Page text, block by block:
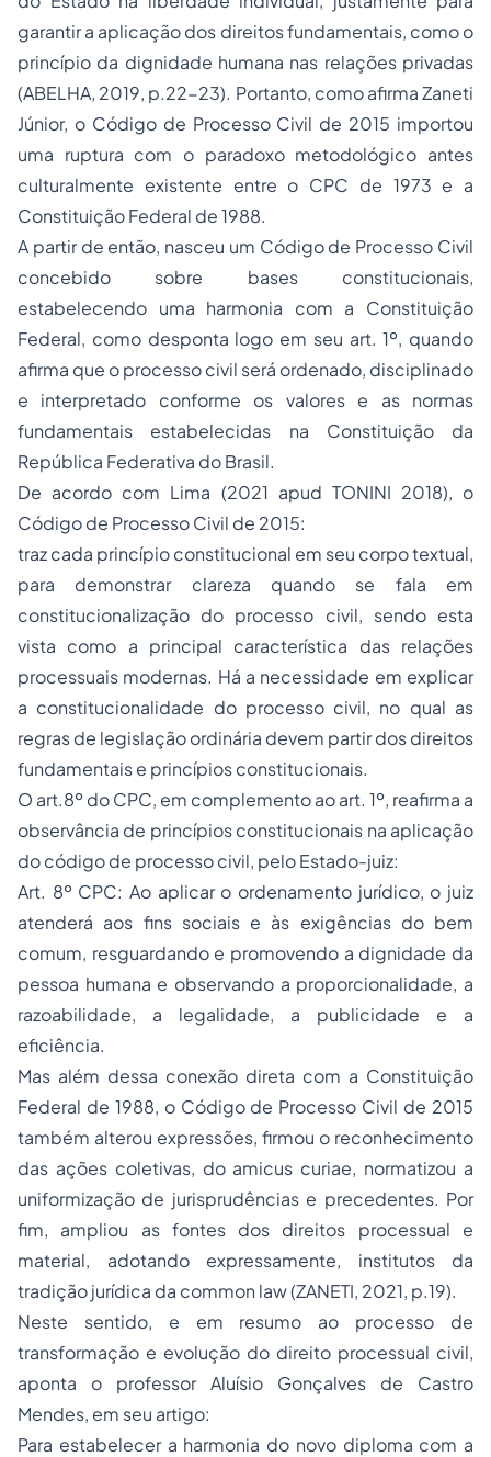
garantir a aplicação dos direitos fundamentais, como o
princípio da dignidade humana nas relações privadas
(ABELHA, 2019, p.22-23). Portanto, como afirma Zaneti
Júnior, o Código de Processo Civil de 2015 importou
uma ruptura com o paradoxo metodológico antes
culturalmente existente entre o CPC de 1973 e a
Constituição Federal de 1988.
A partir de então, nasceu um Código de Processo Civil
concebido sobre bases constitucionais,
estabelecendo uma harmonia com a Constituição
Federal, como desponta logo em seu art. 1º, quando
afirma que o processo civil será ordenado, disciplinado
e interpretado conforme os valores e as normas
fundamentais estabelecidas na Constituição da
República Federativa do Brasil.
De acordo com Lima (2021 apud TONINI 2018), o
Código de Processo Civil de 2015:
traz cada princípio constitucional em seu corpo textual,
para demonstrar clareza quando se fala em
constitucionalização do processo civil, sendo esta
vista como a principal característica das relações
processuais modernas. Há a necessidade em explicar
a constitucionalidade do processo civil, no qual as
regras de legislação ordinária devem partir dos direitos
fundamentais e princípios constitucionais.
O art.8º do CPC, em complemento ao art. 1º, reafirma a
observância de princípios constitucionais na aplicação
do código de processo civil, pelo Estado-juiz:
Art. 8º CPC: Ao aplicar o ordenamento jurídico, o juiz
atenderá aos fins sociais e às exigências do bem
comum, resguardando e promovendo a dignidade da
pessoa humana e observando a proporcionalidade, a
razoabilidade, a legalidade, a publicidade e a
eficiência.
Mas além dessa conexão direta com a Constituição
Federal de 1988, o Código de Processo Civil de 2015
também alterou expressões, firmou o reconhecimento
das ações coletivas, do amicus curiae, normatizou a
uniformização de jurisprudências e precedentes. Por
fim, ampliou as fontes dos direitos processual e
material, adotando expressamente, institutos da
tradição jurídica da common law (ZANETI, 2021, p.19).
Neste sentido, e em resumo ao processo de
transformação e evolução do direito processual civil,
aponta o professor Aluísio Gonçalves de Castro
Mendes, em seu artigo:
Para estabelecer a harmonia do novo diploma com a